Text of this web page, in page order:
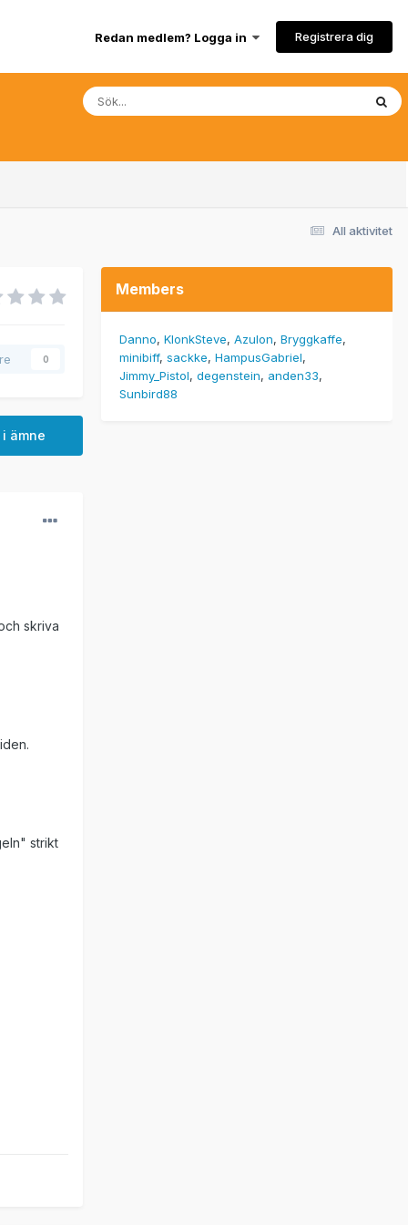
Redan medlem? Logga in Registrera dig
All aktivitet
0
ämne
skriva
strikt
Members
Danno KlonkSteve Azulon Bryggkaffe
minibiff sackke HampusGabriel
Jimmy_Pistol degenstein
anden33
Sunbird88